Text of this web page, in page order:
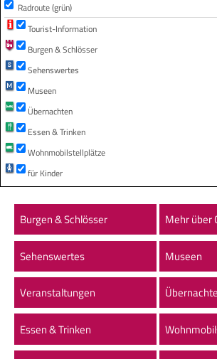
Radroute (grün)
Tourist-Information
Burgen & Schlösser
Sehenswertes
Museen
Übernachten
Essen & Trinken
Wohnmobilstellplätze
für Kinder
Burgen & Schlösser Mehr über
Sehenswertes Museen
Veranstaltungen
Essen & Trinken